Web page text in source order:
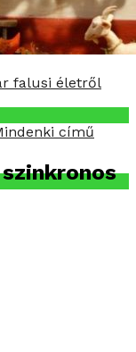
falusi életről
című